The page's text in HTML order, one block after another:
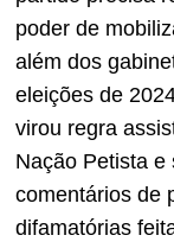
poder de
além dos
eleições de
virou regra
Nação Petista e
comentários de
difamatórias